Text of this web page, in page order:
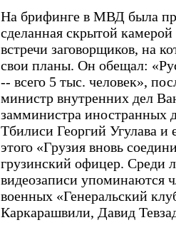
На брифинге в МВД была
сделанная скрытой
встречи заговорщиков, на
свои планы. Он обещал:
-- всего 5 тыс. человек»,
министр внутренних дел
замминистра иностранных
Тбилиси Георгий Угулава и
этого «Грузия вновь
грузинский офицер. Среди
видеозаписи упоминаются
военных «Генеральский
Каркарашвили, Давид